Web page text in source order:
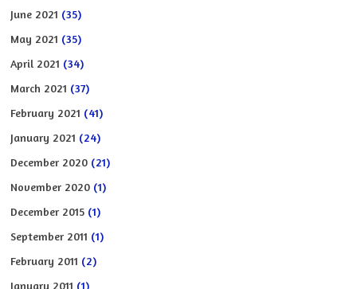
June 2021 (35)
May 2021 (35)
April 2021 (34)
March 2021 (37)
February 2021 (41)
January 2021 (24)
December 2020 (21)
November 2020 (1)
December 2015 (1)
September 2011 (1)
February 2011 (2)
January 2011 (1)